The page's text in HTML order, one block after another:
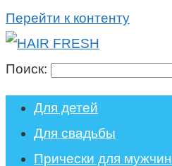
Перейти к контенту
Поиск:
Для детей
Для свадьбы
Прически для мужчин